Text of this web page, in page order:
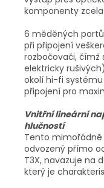
komponenty
6 měděných
při připojení
rozbočovači,
elektricky
okolí hi-fi systému
připojení pro
Vnitřní lineární
hlučností
Tento
odvozený přímo
T3X, navazuje na
který je